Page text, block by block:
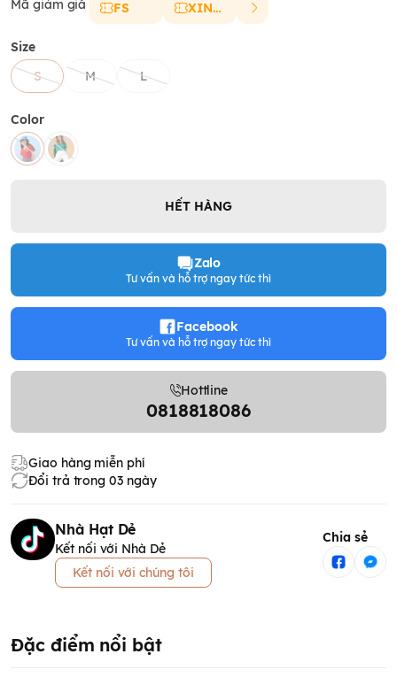
Mã giảm giá FS XINCHAO
Size
S
M L
Color
HẾT HÀNG
Zalo
Tư vấn và hỗ trợ ngay tức thì
Facebook
Tư vấn và hỗ trợ ngay tức thì
Hottline
0818818086
Giao hàng miễn phí
Đổi trả trong 03 ngày
Nhà Hạt Dẻ
Kết nối với Nhà Dẻ
Kết nối với chúng tôi
Chia sẻ
Đặc điểm nổi bật